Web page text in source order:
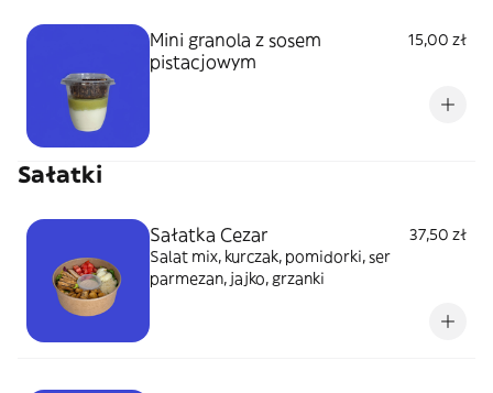
Mini granola z sosem
pistacjowym
15,00 zł
Sałatki
Sałatka Cezar
37,50 zł
Salat mix, kurczak, pomidorki, ser
parmezan, jajko, grzanki